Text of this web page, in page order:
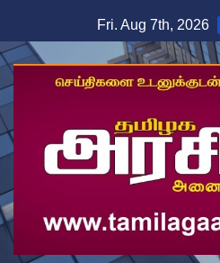
to
content
Fri. Aug 7th, 2026